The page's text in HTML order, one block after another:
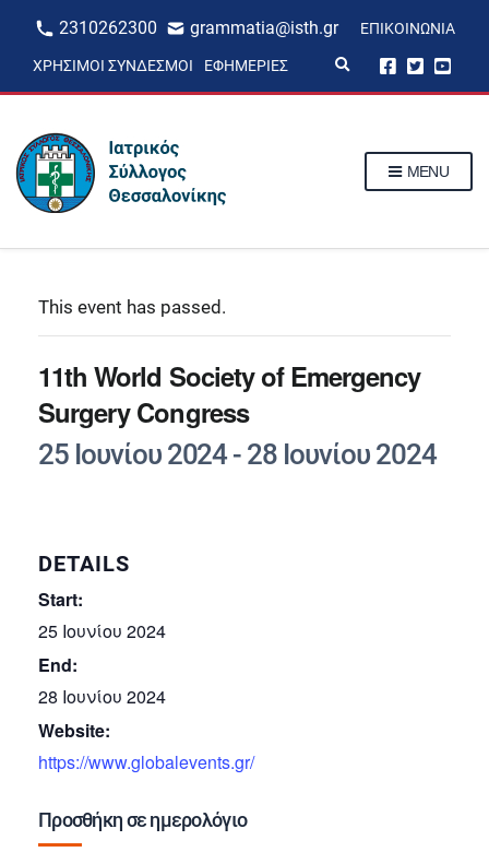
2310262300 grammatia@isth.gr ΕΠΙΚΟΙΝΩΝΊΑ
ΧΡΉΣΙΜΟΙ ΣΎΝΔΕΣΜΟΙ ΕΦΗΜΕΡΊΕΣ
p
MENU
This event has passed.
11th World Society of Emergency
Surgery Congress
25 Ιουνίου 2024 - 28 Ιουνίου 2024
DETAILS
Start:
25 Ιουνίου 2024
End:
28 Ιουνίου 2024
Website:
https://www.globalevents.gr/
Προσθήκη σε ημερολόγιο